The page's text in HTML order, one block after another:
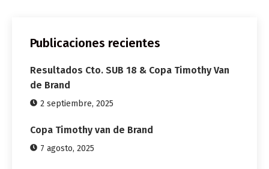
Publicaciones recientes
Resultados Cto. SUB 18 & Copa Timothy Van
de Brand
2 septiembre, 2025
Copa Timothy van de Brand
7 agosto, 2025